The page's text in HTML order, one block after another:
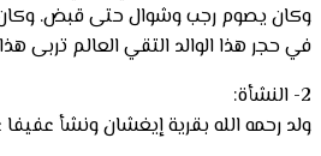
وكان يصوم رجب وشوال حتى قبض. وكان
في حجر هذا الوالد التقي العالم تربى
2- النشأة:
ولد رحمه الله بقرية إيغشان ونشأ